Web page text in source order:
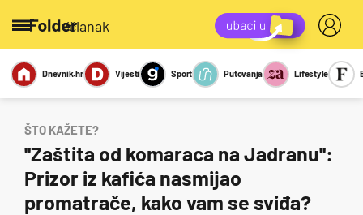
/članak
Miks Kviz
Report
Sexy
Dnevnik.hr Vijesti Sport Putovanja Lifestyle
ŠTO KAŽETE?
''Zaštita od komaraca na Jadranu'':
Prizor iz kafića nasmijao
promatrače, kako vam se sviđa?